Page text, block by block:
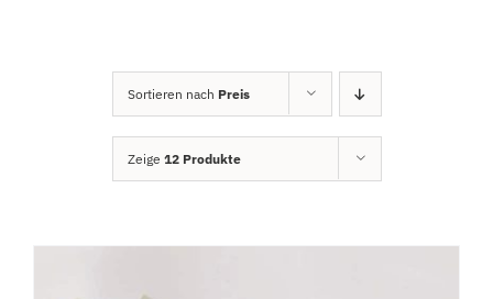
Sortieren nach Preis
Zeige 12 Produkte